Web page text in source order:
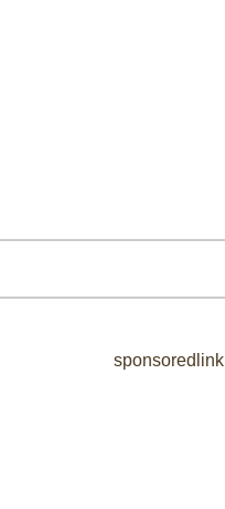
sponsoredlink